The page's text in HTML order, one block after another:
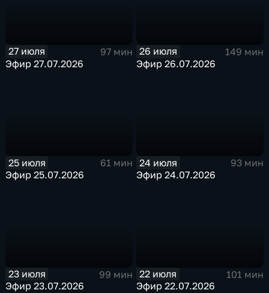
27 июля
97 мин
Эфир 27.07.2026
26 июля
149 мин
Эфир 26.07.2026
25 июля
61 мин
Эфир 25.07.2026
24 июля
93 мин
Эфир 24.07.2026
23 июля
99 мин
Эфир 23.07.2026
22 июля
101 мин
Эфир 22.07.2026